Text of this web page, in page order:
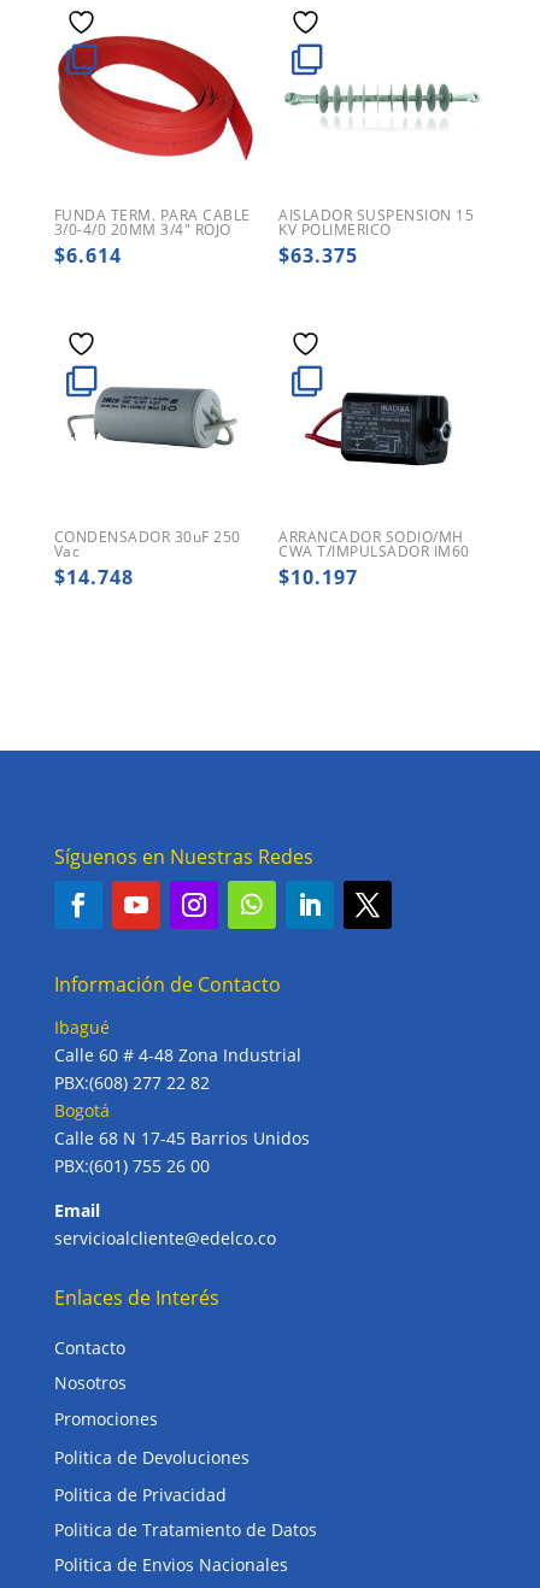
FUNDA TERM. PARA CABLE
3/0-4/0 20MM 3/4″ ROJO
$6.614
AISLADOR SUSPENSION 15
KV POLIMERICO
$63.375
CONDENSADOR 30uF 250
Vac
$14.748
ARRANCADOR SODIO/MH
CWA T/IMPULSADOR IM60
$10.197
Síguenos en Nuestras Redes
Información de Contacto
Ibagué
Calle 60 # 4-48 Zona Industrial
PBX:(608) 277 22 82
Bogotá
Calle 68 N 17-45 Barrios Unidos
PBX:(601) 755 26 00
Email
servicioalcliente@edelco.co
Enlaces de Interés
Contacto
Nosotros
Promociones
Politica de Devoluciones
Politica de Privacidad
Politica de Tratamiento de Datos
Politica de Envios Nacionales